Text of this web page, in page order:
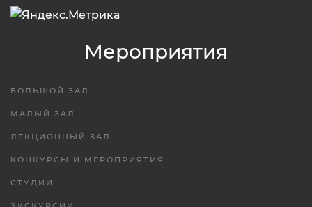
Мероприятия
БОЛЬШОЙ ЗАЛ
МАЛЫЙ ЗАЛ
ЛЕКЦИОННЫЙ ЗАЛ
КОНКУРСЫ И МЕРОПРИЯТИЯ
СТУДИИ